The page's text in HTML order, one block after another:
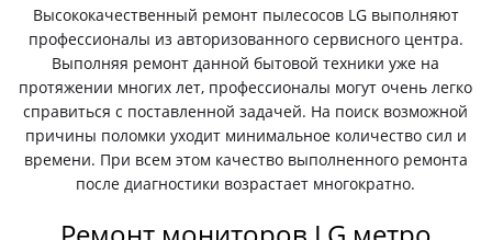
Высококачественный ремонт пылесосов LG выполняют
профессионалы из авторизованного сервисного центра.
Выполняя ремонт данной бытовой техники уже на
протяжении многих лет, профессионалы могут очень легко
справиться с поставленной задачей. На поиск возможной
причины поломки уходит минимальное количество сил и
времени. При всем этом качество выполненного ремонта
после диагностики возрастает многократно.